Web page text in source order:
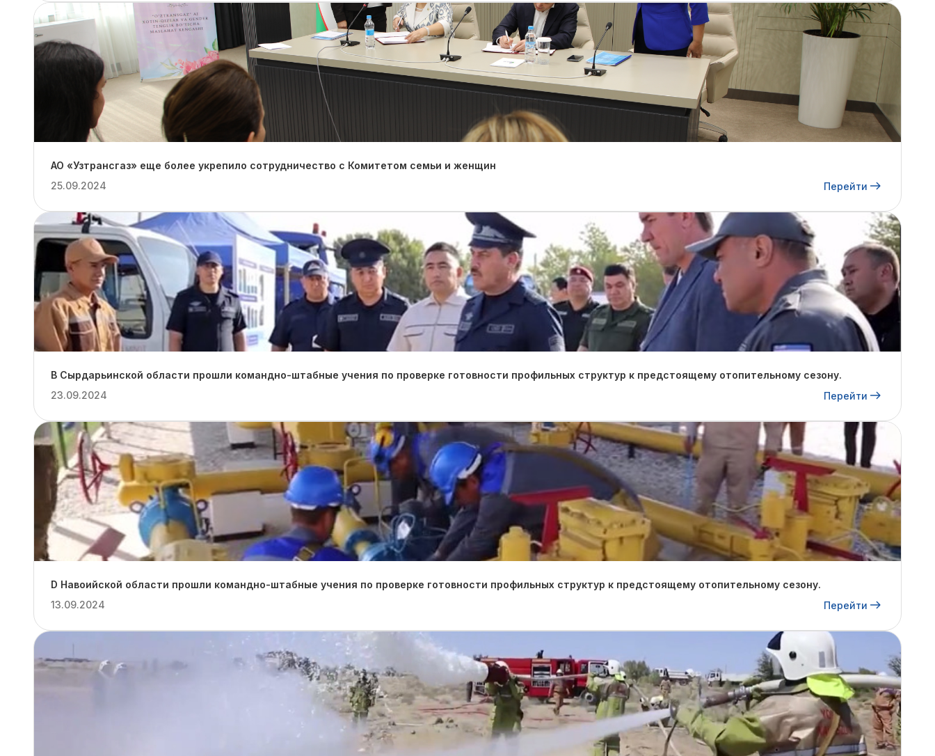
АО «Узтрансгаз» еще более укрепило сотрудничество с Комитетом семьи и женщин
25.09.2024
Перейти
В Сырдарьинской области прошли командно-штабные учения по проверке готовности профильных структур к предстоящему отопительному сезону.
23.09.2024
Перейти
D Навоийской области прошли командно-штабные учения по проверке готовности профильных структур к предстоящему отопительному сезону.
13.09.2024
Перейти